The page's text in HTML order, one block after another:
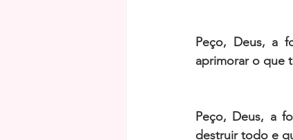
Peço, Deus, a
aprimorar o que
Peço, Deus, a
destruir todo e